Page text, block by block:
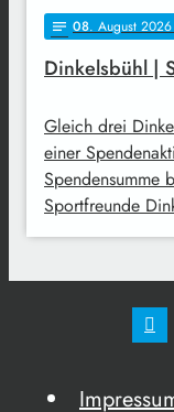
notes 08. August 2026
Dinkelsbühl |
Gleich drei
einer
Spendensumme
Sportfreunde